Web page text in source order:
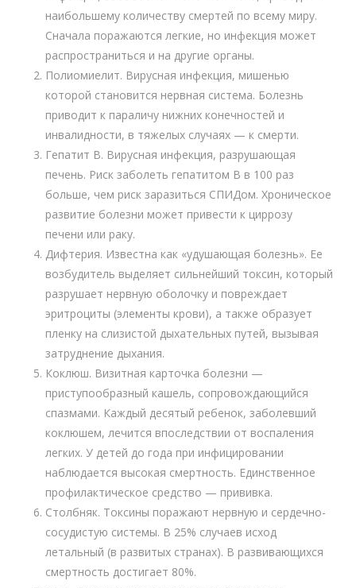
наибольшему количеству смертей по всему миру.
Сначала поражаются легкие, но инфекция может
распространиться и на другие органы.
Полиомиелит. Вирусная инфекция, мишенью
которой становится нервная система. Болезнь
приводит к параличу нижних конечностей и
инвалидности, в тяжелых случаях — к смерти.
Гепатит B. Вирусная инфекция, разрушающая
печень. Риск заболеть гепатитом B в 100 раз
больше, чем риск заразиться СПИДом. Хроническое
развитие болезни может привести к циррозу
печени или раку.
Дифтерия. Известна как «удушающая болезнь». Ее
возбудитель выделяет сильнейший токсин, который
разрушает нервную оболочку и повреждает
эритроциты (элементы крови), а также образует
пленку на слизистой дыхательных путей, вызывая
затруднение дыхания.
Коклюш. Визитная карточка болезни —
приступообразный кашель, сопровождающийся
спазмами. Каждый десятый ребенок, заболевший
коклюшем, лечится впоследствии от воспаления
легких. У детей до года при инфицировании
наблюдается высокая смертность. Единственное
профилактическое средство — прививка.
Столбняк. Токсины поражают нервную и сердечно-
сосудистую системы. В 25% случаев исход
летальный (в развитых странах). В развивающихся
смертность достигает 80%.